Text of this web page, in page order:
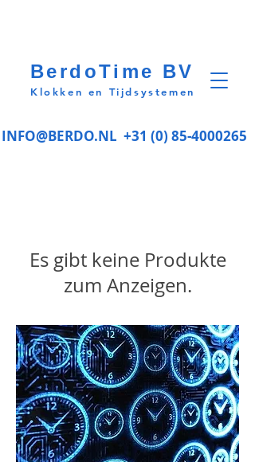
INFO@BERDO.NL +31 (0) 85-4000265
BerdoTime BV
Klokken en Tijdsystemen
Es gibt keine Produkte
zum Anzeigen.